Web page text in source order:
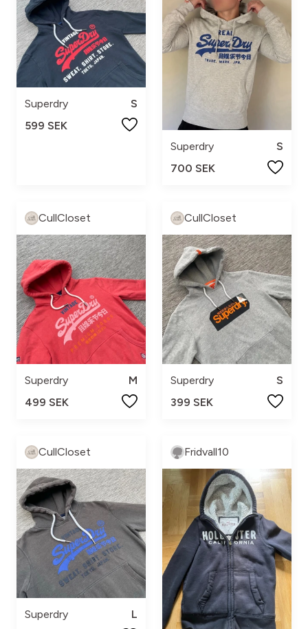
Superdry
S
599 SEK
Superdry
S
700 SEK
CullCloset
Superdry
M
499 SEK
CullCloset
Superdry
S
399 SEK
CullCloset
Superdry
L
Fridvall10